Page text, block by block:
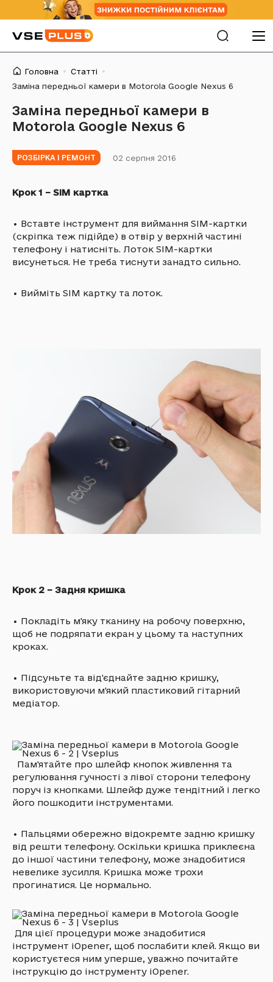
Головна
Статті
Заміна передньої камери в Motorola Google Nexus 6
Заміна передньої камери в
Motorola Google Nexus 6
РОЗБІРКА І РЕМОНТ 02 серпня 2016
Крок 1 – SIM картка
• Вставте інструмент для виймання SIM-картки
(скріпка теж підійде) в отвір у верхній частині
телефону і натисніть. Лоток SIM-картки
висунеться. Не треба тиснути занадто сильно.
• Вийміть SIM картку та лоток.
Крок 2 – Задня кришка
• Покладіть м'яку тканину на робочу поверхню,
щоб не подряпати екран у цьому та наступних
кроках.
• Підсуньте та від'єднайте задню кришку,
використовуючи м'який пластиковий гітарний
медіатор.
Пам'ятайте про шлейф кнопок живлення та
регулювання гучності з лівої сторони телефону
поруч із кнопками. Шлейф дуже тендітний і легко
його пошкодити інструментами.
• Пальцями обережно відокремте задню кришку
від решти телефону. Оскільки кришка приклеєна
до іншої частини телефону, може знадобитися
невелике зусилля. Кришка може трохи
прогинатися. Це нормально.
Для цієї процедури може знадобитися
інструмент iOpener, щоб послабити клей. Якщо ви
користуєтеся ним уперше, уважно почитайте
інструкцію до інструменту iOpener.